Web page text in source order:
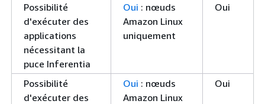
Possibilité
d'exécuter des
applications
nécessitant la
puce Inferentia
Oui : nœuds
Amazon Linux
uniquement
Oui
Possibilité
d'exécuter des
Oui : nœuds
Amazon Linux
Oui